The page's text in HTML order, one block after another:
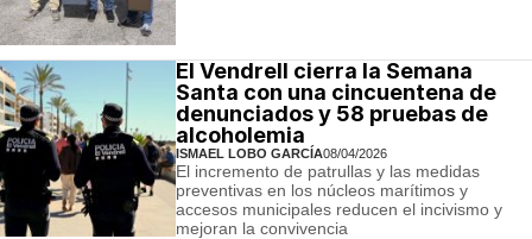
El Vendrell cierra la Semana
Santa con una cincuentena de
denunciados y 58 pruebas de
alcoholemia
ISMAEL LOBO GARCÍA08/04/2026
El incremento de patrullas y las medidas
preventivas en los núcleos marítimos y
accesos municipales reducen el incivismo y
mejoran la convivencia